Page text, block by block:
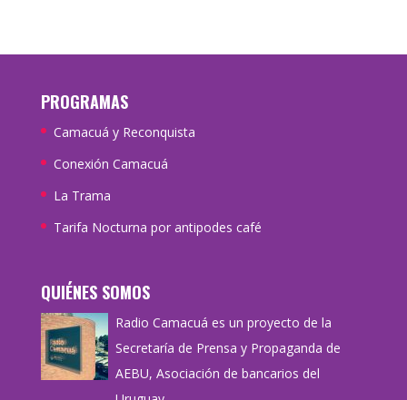
PROGRAMAS
Camacuá y Reconquista
Conexión Camacuá
La Trama
Tarifa Nocturna por antipodes café
QUIÉNES SOMOS
Radio Camacuá es un proyecto de la
Secretaría de Prensa y Propaganda de
AEBU, Asociación de bancarios del